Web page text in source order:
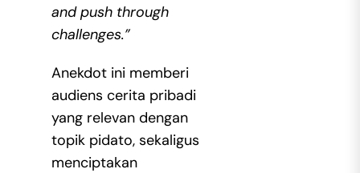
and push through
challenges.”
Anekdot ini memberi
audiens cerita pribadi
yang relevan dengan
topik pidato, sekaligus
menciptakan